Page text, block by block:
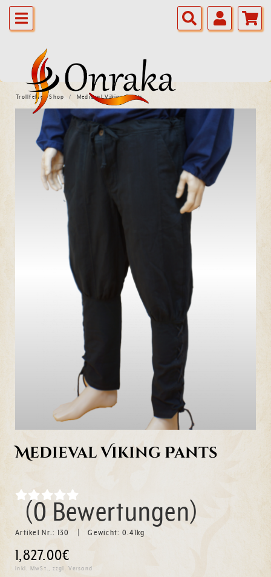
Trollfelsen Shop Medieval Viking Pants
Medieval Viking Pants
(0 Bewertungen)
Artikel Nr.: 130 Gewicht: 0.41kg
1,827.00€
inkl. MwSt., zzgl. Versand